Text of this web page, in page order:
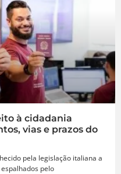
à cidadania
vias e prazos do
pela legislação italiana a
pelo